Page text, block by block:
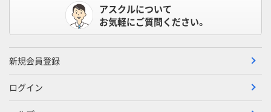
アスクルについて
お気軽にご質問ください。
新規会員登録
ログイン